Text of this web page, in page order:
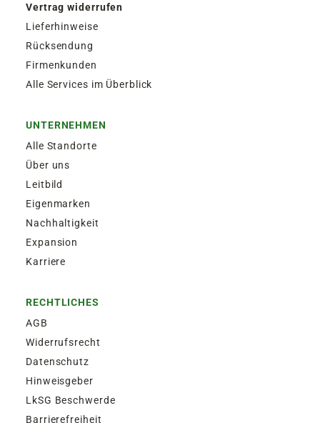
Vertrag widerrufen
Lieferhinweise
Rücksendung
Firmenkunden
Alle Services im Überblick
UNTERNEHMEN
Alle Standorte
Über uns
Leitbild
Eigenmarken
Nachhaltigkeit
Expansion
Karriere
RECHTLICHES
AGB
Widerrufsrecht
Datenschutz
Hinweisgeber
LkSG Beschwerde
Barrierefreiheit